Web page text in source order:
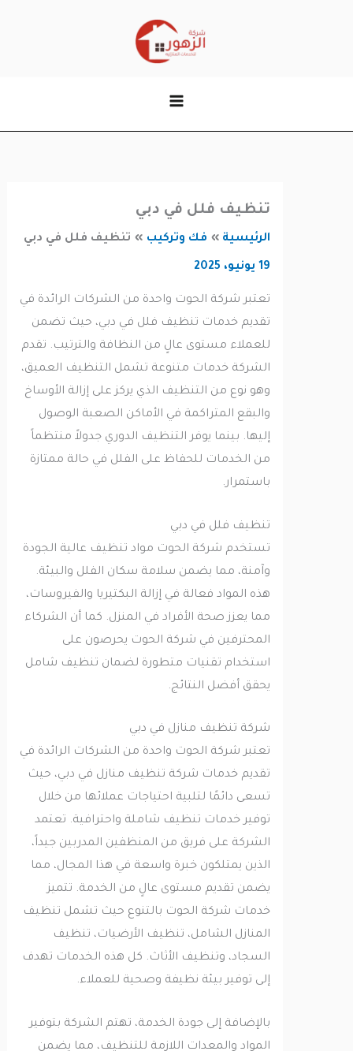
تنظيف فلل في دبي
الرئيسية فك وتركيب تنظيف فلل في دبي
تعتبر شركة الحوت واحدة من الشركات الرائدة في
تقديم خدمات تنظيف فلل في دبي، حيث تضمن
للعملاء مستوى عالٍ من النظافة والترتيب. تقدم
الشركة خدمات متنوعة تشمل التنظيف العميق،
وهو نوع من التنظيف الذي يركز على إزالة الأوساخ
والبقع المتراكمة في الأماكن الصعبة الوصول
إليها. بينما يوفر التنظيف الدوري جدولاً منتظماً
من الخدمات للحفاظ على الفلل في حالة ممتازة
باستمرار.
تنظيف فلل في دبي
تستخدم شركة الحوت مواد تنظيف عالية الجودة
وآمنة، مما يضمن سلامة سكان الفلل والبيئة.
هذه المواد فعالة في إزالة البكتيريا والفيروسات،
مما يعزز صحة الأفراد في المنزل. كما أن الشركاء
المحترفين في شركة الحوت يحرصون على
استخدام تقنيات متطورة لضمان تنظيف شامل
يحقق أفضل النتائج.
شركة تنظيف منازل في دبي
تعتبر شركة الحوت واحدة من الشركات الرائدة في
تقديم خدمات شركة تنظيف منازل في دبي، حيث
تسعى دائمًا لتلبية احتياجات عملائها من خلال
توفير خدمات تنظيف شاملة واحترافية. تعتمد
الشركة على فريق من المنظفين المدربين جيداً،
الذين يمتلكون خبرة واسعة في هذا المجال، مما
يضمن تقديم مستوى عالٍ من الخدمة. تتميز
خدمات شركة الحوت بالتنوع حيث تشمل تنظيف
المنازل الشامل، تنظيف الأرضيات، تنظيف
السجاد، وتنظيف الأثاث. كل هذه الخدمات تهدف
إلى توفير بيئة نظيفة وصحية للعملاء.
بالإضافة إلى جودة الخدمة، تهتم الشركة بتوفير
المواد والمعدات اللازمة للتنظيف، مما يضمن